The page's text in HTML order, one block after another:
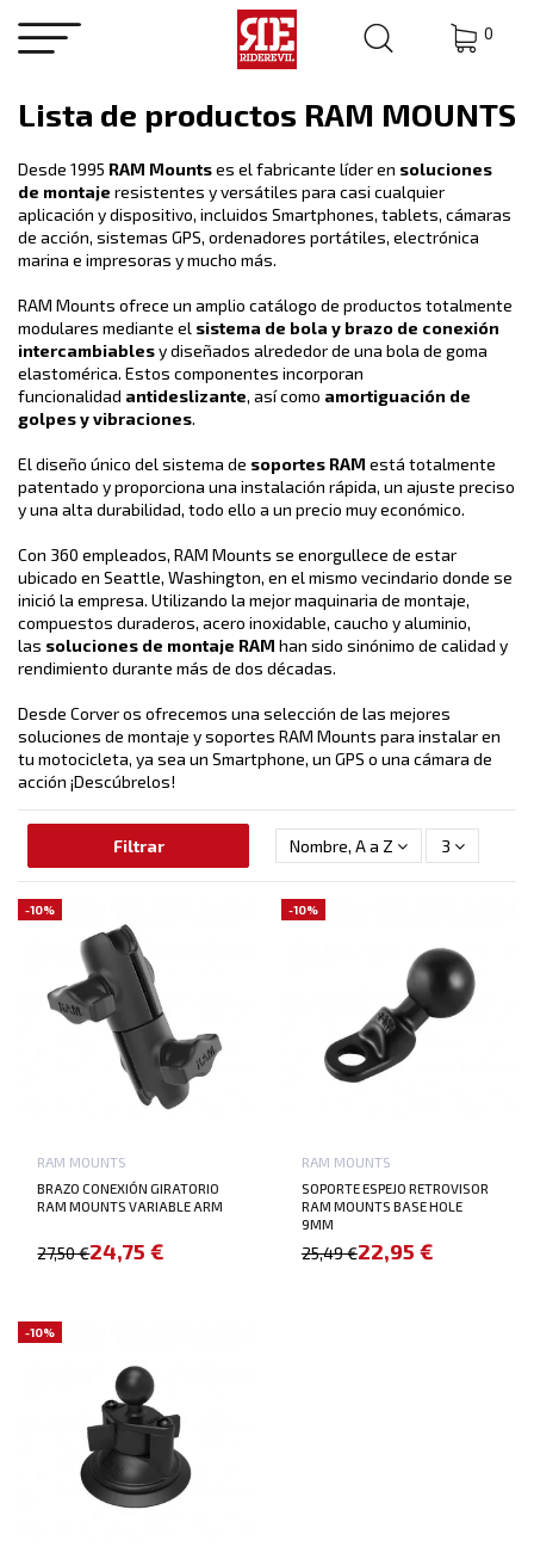
0
Lista de productos RAM MOUNTS
Desde 1995 RAM Mountses el fabricante líder en soluciones
de montaje resistentes y versátiles para casi cualquier
aplicación y dispositivo, incluidos Smartphones, tablets, cámaras
de acción, sistemas GPS, ordenadores portátiles, electrónica
marina e impresoras y mucho más.
RAM Mounts ofrece un amplio catálogo de productos totalmente
modulares mediante el sistema de bola y brazo de conexión
intercambiablesy diseñados alrededor de una bola de goma
elastomérica. Estos componentes incorporan
funcionalidad antideslizante, así como amortiguación de
golpes y vibraciones.
El diseño único del sistema de soportes RAM está totalmente
patentado y proporciona una instalación rápida, un ajuste preciso
y una alta durabilidad, todo ello a un precio muy económico.
Con 360 empleados, RAM Mounts se enorgullece de estar
ubicado en Seattle, Washington, en el mismo vecindario donde se
inició la empresa. Utilizando la mejor maquinaria de montaje,
compuestos duraderos, acero inoxidable, caucho y aluminio,
las soluciones de montaje RAM han sido sinónimo de calidad y
rendimiento durante más de dos décadas.
Desde Corver os ofrecemos una selección de las mejores
soluciones de montaje y soportes RAM Mounts para instalar en
tu motocicleta, ya sea un Smartphone, un GPS o una cámara de
acción ¡Descúbrelos!
Filtrar Nombre, A a Z 3
-10%
RAM MOUNTS
BRAZO CONEXIÓN GIRATORIO
RAM MOUNTS VARIABLE ARM
27,50 €24,75 €
-10%
RAM MOUNTS
SOPORTE ESPEJO RETROVISOR
RAM MOUNTS BASE HOLE
9MM
25,49 €22,95 €
-10%